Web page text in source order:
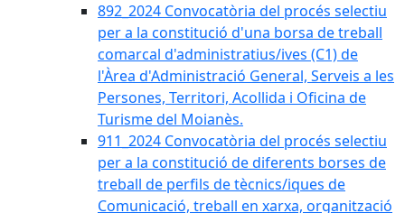
892_2024 Convocatòria del procés selectiu
per a la constitució d'una borsa de treball
comarcal d'administratius/ives (C1) de
l'Àrea d'Administració General, Serveis a les
Persones, Territori, Acollida i Oficina de
Turisme del Moianès.
911_2024 Convocatòria del procés selectiu
per a la constitució de diferents borses de
treball de perfils de tècnics/iques de
Comunicació, treball en xarxa, organització